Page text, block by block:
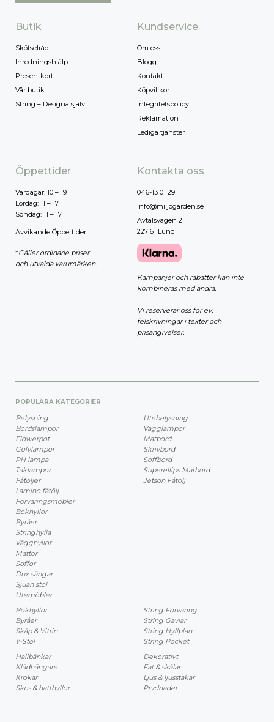
Butik
Skötselråd
Inredningshjälp
Presentkort
Vår butik
String – Designa själv
Kundservice
Om oss
Blogg
Kontakt
Köpvillkor
Integritetspolicy
Reklamation
Lediga tjänster
Öppettider
Vardagar: 10 – 19
Lördag: 11 – 17
Söndag: 11 – 17
Avvikande Öppettider
*Gäller ordinarie priser
och utvalda varumärken.
Kontakta oss
046-13 01 29
info@miljogarden.se
Avtalsvägen 2
227 61 Lund
Kampanjer och rabatter kan inte
kombineras med andra.
Vi reserverar oss för ev.
felskrivningar i texter och
prisangivelser.
POPULÄRA KATEGORIER
Belysning
Bordslampor
Flowerpot
Golvlampor
PH lampa
Taklampor
Fåtöljer
Lamino fåtölj
Förvaringsmöbler
Bokhyllor
Byråer
Stringhylla
Vägghyllor
Mattor
Soffor
Dux sängar
Sjuan stol
Utemöbler
Utebelysning
Vägglampor
Matbord
Skrivbord
Soffbord
Superellips Matbord
Jetson Fåtölj
Bokhyllor
Byråer
Skåp & Vitrin
Y-Stol
String Förvaring
String Gavlar
String Hyllplan
String Pocket
Hallbänkar
Klädhängare
Krokar
Sko- & hatthyllor
Dekorativt
Fat & skålar
Ljus & ljusstakar
Prydnader